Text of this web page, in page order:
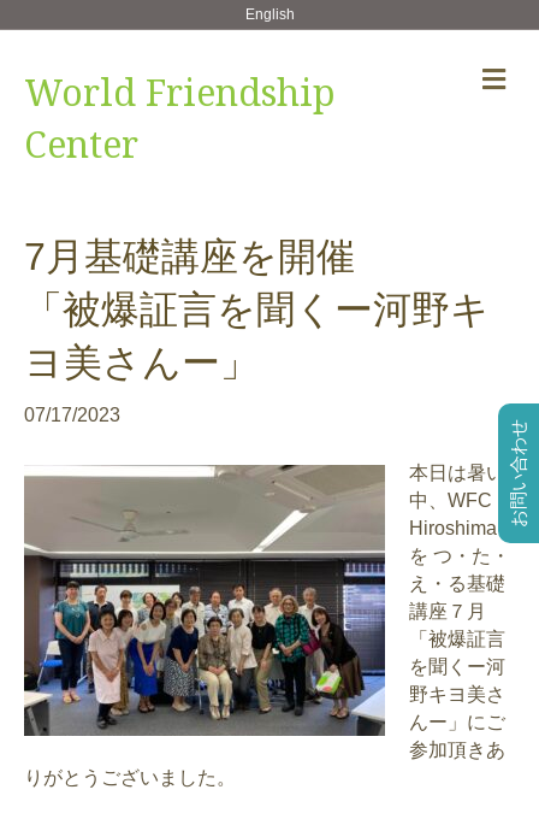
English
World Friendship
Center
メ
ニ
7月基礎講座を開催
「被爆証言を聞くー河野キ
ヨ美さんー」
07/17/2023
本日は暑い
中、WFC
Hiroshima
を つ・た・
え・る基礎
講座７月
「被爆証言
を聞くー河
野キヨ美さ
んー」にご
参加頂きあ
りがとうございました。
お問い合わせ